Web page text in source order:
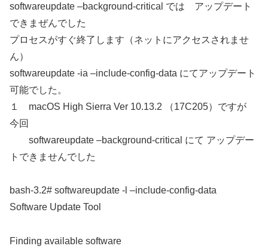
softwareupdate –background-critical では アップデート
できまぜんでした
プロセスがすぐ終了します（ネットにアクセスされませ
ん）
softwareupdate -ia –include-config-data にてアップデート
可能でした。
１ macOS High Sierra Ver 10.13.2 （17C205）ですが
今回
softwareupdate –background-critical にて アップデー
トできませんでした
bash-3.2# softwareupdate -l –include-config-data
Software Update Tool
Finding available software